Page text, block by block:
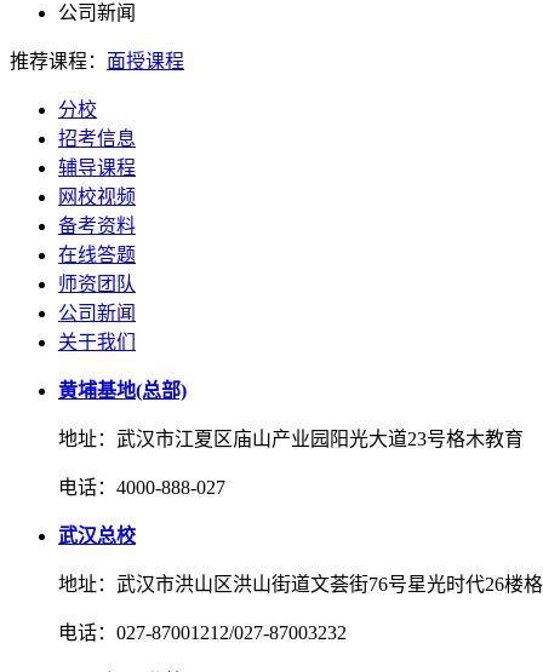
公司新闻
推荐课程： 面授课程
分校
招考信息
辅导课程
网校视频
备考资料
在线答题
师资团队
公司新闻
关于我们
黄埔基地(总部)
地址：武汉市江夏区庙山产业园阳光大道23号格木教育
电话：4000-888-027
武汉总校
地址：武汉市洪山区洪山街道文荟街76号星光时代26楼
电话：027-87001212/027-87003232